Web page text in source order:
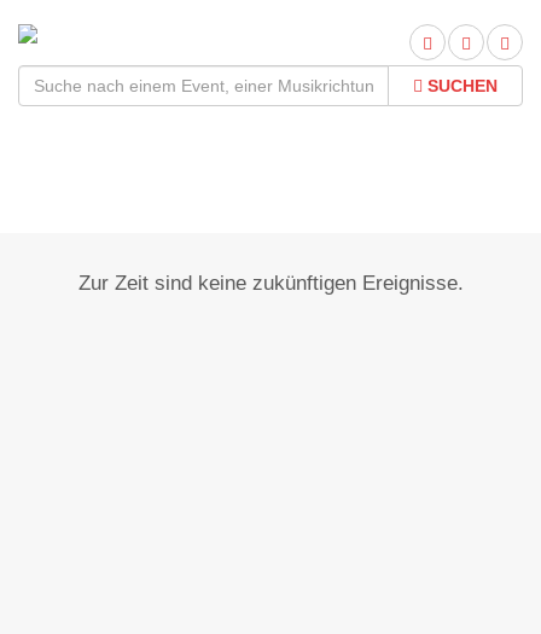
SUCHEN
Zur Zeit sind keine zukünftigen Ereignisse.